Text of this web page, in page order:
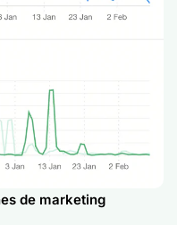
de marketing